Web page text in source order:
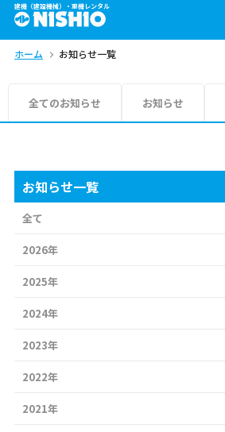
建機（建設機械）・重機レンタル
商品一覧
問合せ依頼リスト
エリア情報を見る
中部 関西
ホーム お知らせ一覧
全てのお知らせ お知らせ
お知らせ一覧
全て
2026年
2025年
2024年
2023年
2022年
2021年